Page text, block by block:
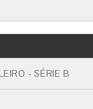
- SÉRIE B